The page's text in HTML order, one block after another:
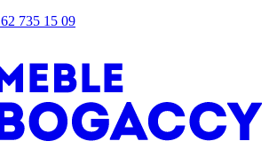
62 735 15 09